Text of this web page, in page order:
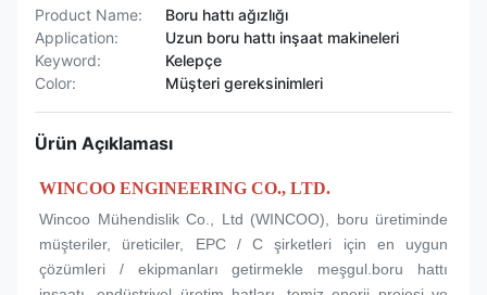
Product Name:
Boru hattı ağızlığı
Application:
Uzun boru hattı inşaat makineleri
Keyword:
Kelepçe
Color:
Müşteri gereksinimleri
Ürün Açıklaması
WINCOO ENGINEERING CO., LTD.
Wincoo Mühendislik Co., Ltd (WINCOO), boru üretiminde
müşteriler, üreticiler, EPC / C şirketleri için en uygun
çözümleri / ekipmanları getirmekle meşgul.boru hattı